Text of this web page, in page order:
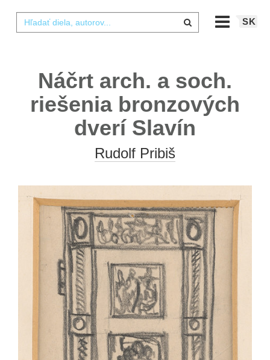
SK
Náčrt arch. a soch.
riešenia bronzových
dverí Slavín
Rudolf Pribiš